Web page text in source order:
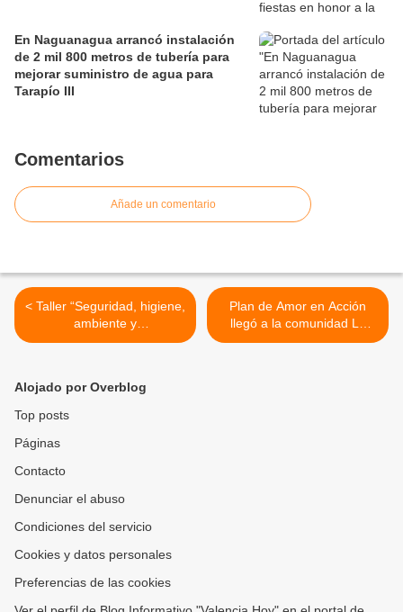
En Naguanagua arrancó instalación
de 2 mil 800 metros de tubería para
mejorar suministro de agua para
Tarapío III
Comentarios
Añade un comentario
< Taller “Seguridad, higiene,
ambiente y
corresponsabilidad” realizó
Plan de Amor en Acción
llegó a la comunidad La
Gracia de Cristo 11 de
Alojado por Overblog
Top posts
Páginas
Contacto
Denunciar el abuso
Condiciones del servicio
Cookies y datos personales
Preferencias de las cookies